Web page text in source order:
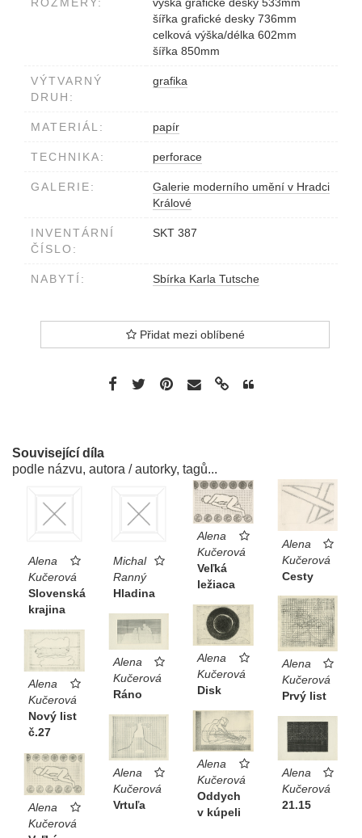
ROZMĚRY:
výška grafické desky 533mm
šířka grafické desky 736mm
celková výška/délka 602mm
šířka 850mm
VÝTVARNÝ
DRUH:
grafika
MATERIÁL: papír
TECHNIKA: perforace
GALERIE:
Galerie moderního umění v Hradci
Králové
INVENTÁRNÍ
ČÍSLO:
SKT 387
NABYTÍ: Sbírka Karla Tutsche
Přidat mezi oblíbené
Související díla
podle názvu, autora / autorky, tagů...
Alena
Kučerová
Slovenská
krajina
Michal
Ranný
Hladina
Alena
Kučerová
Veľká
ležiaca
Alena
Kučerová
Cesty
Alena
Kučerová
Prvý list
Alena
Kučerová
Disk
Alena
Kučerová
Ráno
Alena
Kučerová
Nový list
č.27
Alena
Kučerová
Oddych
v kúpeli
Alena
Kučerová
Vrtuľa
Alena
Kučerová
21.15
Alena
Kučerová